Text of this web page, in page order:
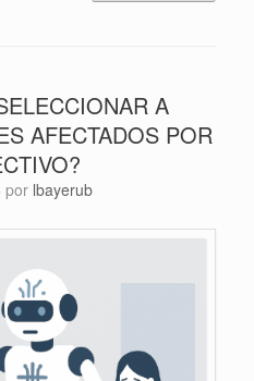
A
AFECTADOS POR
por lbayerub